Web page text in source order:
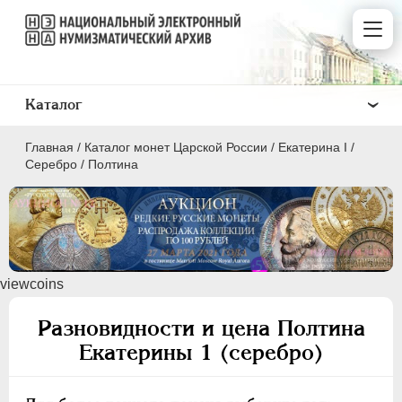
Главная / Каталог монет Царской России / Екатерина I /
Серебро / Полтина
viewcoins
Разновидности и цена Полтина
Екатерины 1 (серебро)
Каталог
ПEТР I 1699 - 1725
ЕКАТЕРИНА I
Золото